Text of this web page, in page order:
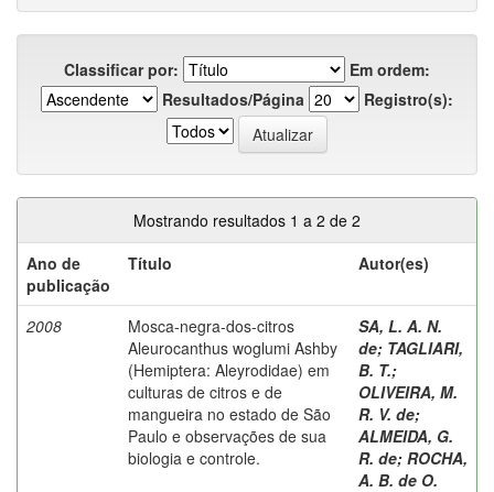
Classificar por:
Em ordem:
Resultados/Página
Registro(s):
Mostrando resultados 1 a 2 de 2
Ano de
publicação
Título Autor(es)
2008
Mosca-negra-dos-citros
Aleurocanthus woglumi Ashby
(Hemiptera: Aleyrodidae) em
culturas de citros e de
mangueira no estado de São
Paulo e observações de sua
biologia e controle.
SA, L. A. N.
de; TAGLIARI,
B. T.;
OLIVEIRA, M.
R. V. de;
ALMEIDA, G.
R. de; ROCHA,
A. B. de O.